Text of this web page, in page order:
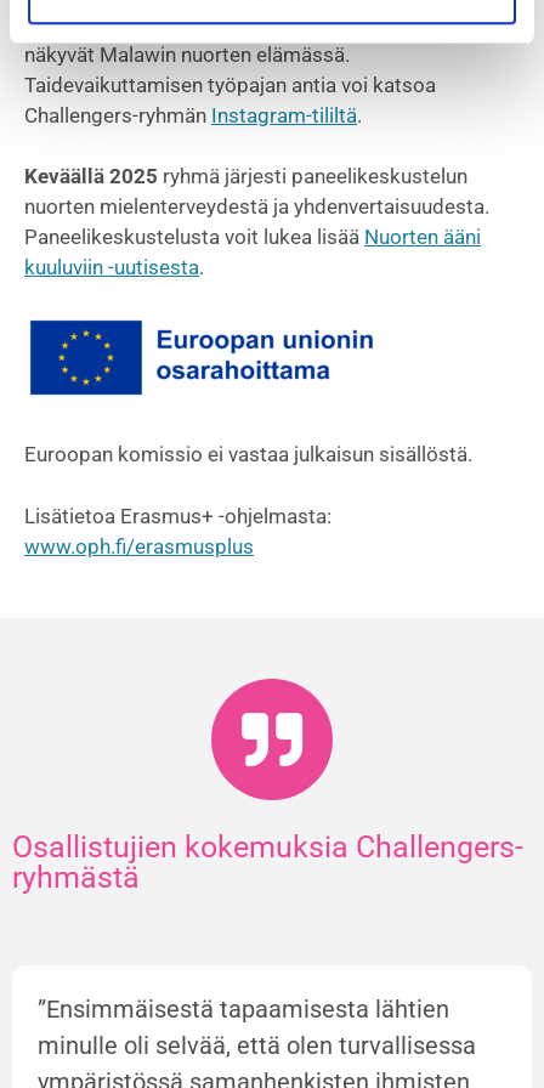
miten mielenterveyden ja yhdenvertaisuuden teemat
näkyvät Malawin nuorten elämässä.
Taidevaikuttamisen työpajan antia voi katsoa
Challengers-ryhmän Instagram-tililtä.
Keväällä 2025 ryhmä järjesti paneelikeskustelun
nuorten mielenterveydestä ja yhdenvertaisuudesta.
Paneelikeskustelusta voit lukea lisää Nuorten ääni
kuuluviin -uutisesta.
Euroopan komissio ei vastaa julkaisun sisällöstä.
Lisätietoa Erasmus+ -ohjelmasta:
www.oph.fi/erasmusplus
Osallistujien kokemuksia Challengers-
ryhmästä
”Ensimmäisestä tapaamisesta lähtien
minulle oli selvää, että olen turvallisessa